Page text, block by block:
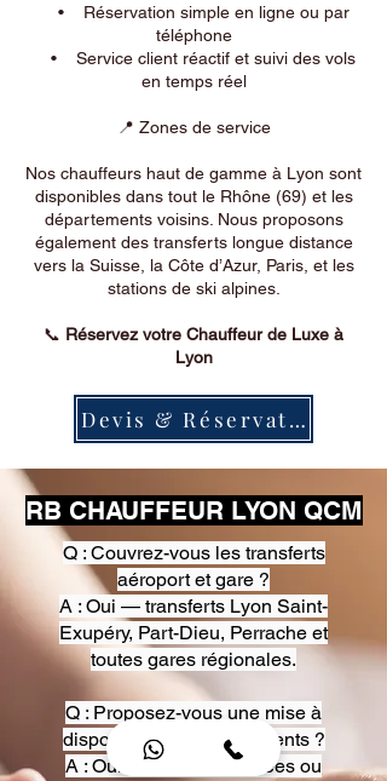
• Réservation simple en ligne ou par
téléphone
• Service client réactif et suivi des vols
en temps réel
📍 Zones de service
Nos chauffeurs haut de gamme à Lyon sont
disponibles dans tout le Rhône (69) et les
départements voisins. Nous proposons
également des transferts longue distance
vers la Suisse, la Côte d’Azur, Paris, et les
stations de ski alpines.
📞 Réservez votre Chauffeur de Luxe à
Lyon
Devis & Réservation
RB CHAUFFEUR LYON QCM
Q : Couvrez-vous les transferts
aéroport et gare ?
A : Oui — transferts Lyon Saint-
Exupéry, Part-Dieu, Perrache et
toutes gares régionales.
Q : Proposez-vous une mise à
disposition pour événements ?
A : Oui — heures, journées ou